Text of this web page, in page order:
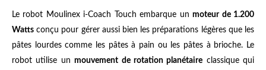
Le robot Moulinex i-Coach Touch embarque unmoteur de 1.200
Watts conçu pour gérer aussi bien les préparations légères que les
pâtes lourdes comme les pâtes à pain ou les pâtes à brioche. Le
robot utilise unmouvement de rotation planétaire classique qui